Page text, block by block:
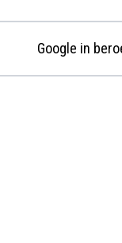
Google in